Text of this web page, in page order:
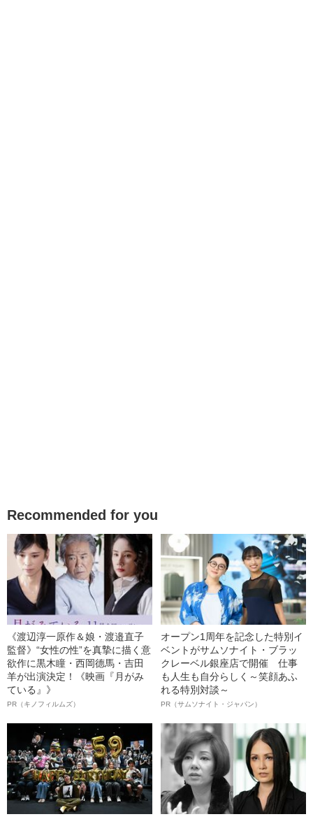
Recommended for you
《渡辺淳一原作＆娘・渡邉直子
監督》“女性の性”を真摯に描く意
欲作に黒木瞳・西岡德馬・吉田
羊が出演決定！《映画『月がみ
ている』》
PR（キノフィルムズ）
オープン1周年を記念した特別イ
ベントがサムソナイト・ブラッ
クレーベル銀座店で開催 仕事
も人生も自分らしく～笑顔あふ
れる特別対談～
PR（サムソナイト・ジャパン）